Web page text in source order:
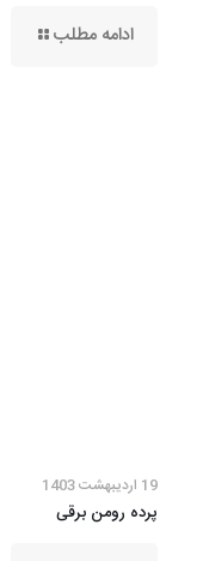
ادامه مطلب
19 اردیبهشت 1403
پرده رومن برقی